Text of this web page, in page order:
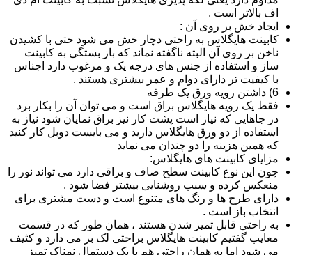
اف بالاتر است .
ایجاد خش بر روی آن :
کابینت هایگلاس به راحتی دچار خش می شود حتی با کشیدن
ناخن بر روی آن البته ناگفته نماند که باز بستگی به کابینت
ساز و استفاده از جنس های درجه یک و مرغوب دارد اجناس
با کیفیت تر دارای دوام و عمر بیشتری هستند .
6) داشتن رویه ورق یک طرفه
فقط یک رویه هایگلاس براق است و می توان آن را بکار برد
در جاهایی که نیاز است پشت کار نیز براق نمایان شود نیاز به
استفاده از دو ورق هایگلاس دارید و می بایست دوبل کار کنید
که همین هزینه را دو چندان می نماید
مزایای کابینت های هایگلاس:
چون این نوع کابینت سطح صاف و براقی دارد می تواند نور را
منعکس کرده و سبب روشنایی بیشتر فضا شود .
دارای طرح ها و رنگ های متنوع است و دست مشتری برای
انتخاب باز است .
به راحتی قابل تمیز شدن هستند ، همان طور که در قسمت
معایب گفتیم کابینت هایگلاس براحتی لک بر می دارد و کثیف
می شود اما به همان راحتی هم با یک دستمال نمناک تمیز